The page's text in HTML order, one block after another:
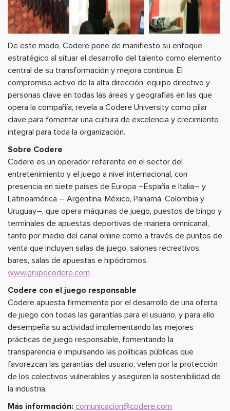
De este modo, Codere pone de manifiesto su enfoque
estratégico al situar el desarrollo del talento como elemento
central de su transformación y mejora continua. El
compromiso activo de la alta dirección, equipo directivo y
personas clave en todas las áreas y geografías en las que
opera la compañía, revela a Codere University como pilar
clave para fomentar una cultura de excelencia y crecimiento
integral para toda la organización.
Sobre Codere
Codere es un operador referente en el sector del
entretenimiento y el juego a nivel internacional, con
presencia en siete países de Europa –España e Italia– y
Latinoamérica – Argentina, México, Panamá, Colombia y
Uruguay–, que opera máquinas de juego, puestos de bingo y
terminales de apuestas deportivas de manera omnicanal,
tanto por medio del canal online como a través de puntos de
venta que incluyen salas de juego, salones recreativos,
bares, salas de apuestas e hipódromos.
www.grupocodere.com
Codere con el juego responsable
Codere apuesta firmemente por el desarrollo de una oferta
de juego con todas las garantías para el usuario, y para ello
desempeña su actividad implementando las mejores
prácticas de juego responsable, fomentando la
transparencia e impulsando las políticas públicas que
favorezcan las garantías del usuario, velen por la protección
de los colectivos vulnerables y aseguren la sostenibilidad de
la industria.
Más información: comunicacion@codere.com